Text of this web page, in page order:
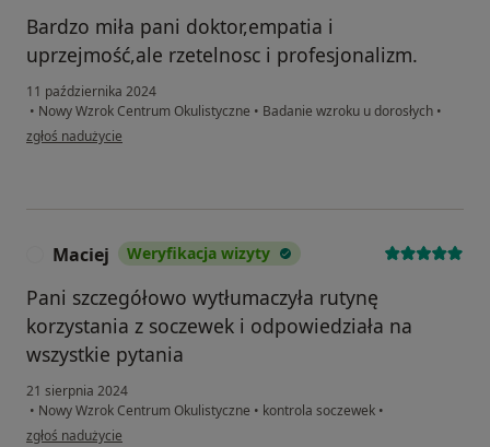
Bardzo miła pani doktor,empatia i
uprzejmość,ale rzetelnosc i profesjonalizm.
11 października 2024
• Nowy Wzrok Centrum Okulistyczne • Badanie wzroku u dorosłych •
w opinii użytkownika MM
zgłoś nadużycie
Maciej Weryfikacja wizyty
Pani szczegółowo wytłumaczyła rutynę
korzystania z soczewek i odpowiedziała na
wszystkie pytania
21 sierpnia 2024
• Nowy Wzrok Centrum Okulistyczne • kontrola soczewek •
w opinii użytkownika Maciej
zgłoś nadużycie